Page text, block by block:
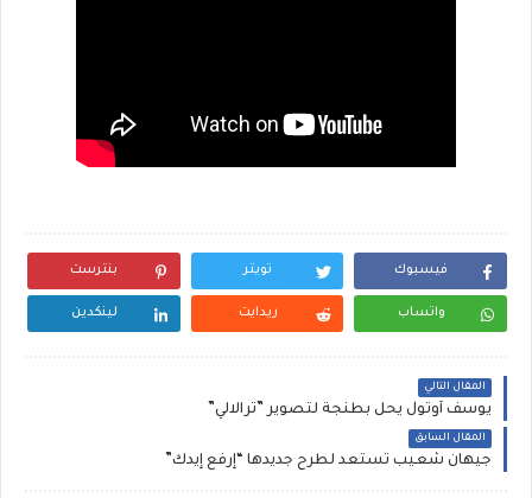
فيسبوك تويتر بنترست
واتساب ريدايت لينكدين
المقال التالي
يوسف أوتول يحل بطنجة لتصوير ”ترالالي”
المقال السابق
جيهان شعيب تستعد لطرح جديدها “إرفع إيدك”